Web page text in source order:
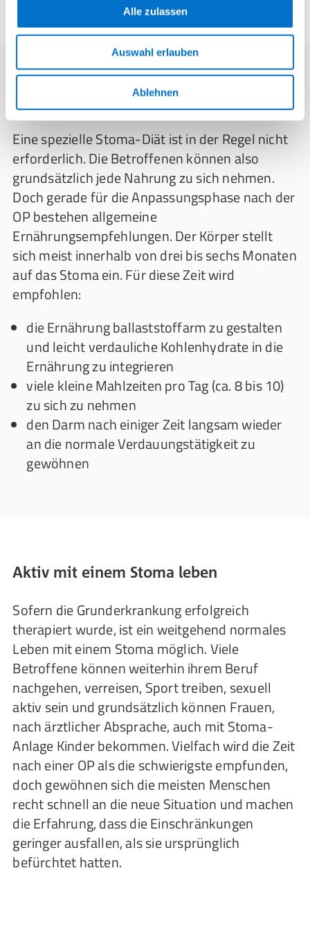
Alle zulassen
Auswahl erlauben
Ablehnen
Ernährung nach einer Stoma-OP
Eine spezielle Stoma-Diät ist in der Regel nicht
erforderlich. Die Betroffenen können also
grundsätzlich jede Nahrung zu sich nehmen.
Doch gerade für die Anpassungsphase nach der
OP bestehen allgemeine
Ernährungsempfehlungen. Der Körper stellt
sich meist innerhalb von drei bis sechs Monaten
auf das Stoma ein. Für diese Zeit wird
empfohlen:
die Ernährung ballaststoffarm zu gestalten
und leicht verdauliche Kohlenhydrate in die
Ernährung zu integrieren
viele kleine Mahlzeiten pro Tag (ca. 8 bis 10)
zu sich zu nehmen
den Darm nach einiger Zeit langsam wieder
an die normale Verdauungstätigkeit zu
gewöhnen
Aktiv mit einem Stoma leben
Sofern die Grunderkrankung erfolgreich
therapiert wurde, ist ein weitgehend normales
Leben mit einem Stoma möglich. Viele
Betroffene können weiterhin ihrem Beruf
nachgehen, verreisen, Sport treiben, sexuell
aktiv sein und grundsätzlich können Frauen,
nach ärztlicher Absprache, auch mit Stoma-
Anlage Kinder bekommen. Vielfach wird die Zeit
nach einer OP als die schwierigste empfunden,
doch gewöhnen sich die meisten Menschen
recht schnell an die neue Situation und machen
die Erfahrung, dass die Einschränkungen
geringer ausfallen, als sie ursprünglich
befürchtet hatten.